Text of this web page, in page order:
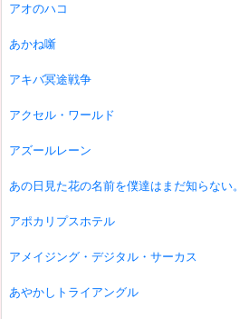
アオのハコ
あかね噺
アキバ冥途戦争
アクセル・ワールド
アズールレーン
あの日見た花の名前を僕達はまだ知らない。
アポカリプスホテル
アメイジング・デジタル・サーカス
あやかしトライアングル